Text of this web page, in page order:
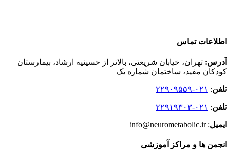
اطلاعات تماس
آدرس: تهران، خیابان شریعتی، بالاتر از حسینیه ارشاد، بیمارستان
کودکان مفید، ساختمان شماره یک
تلفن: ۰۲۱-۲۲۹۰۹۵۵۹
تلفن: ۰۲۱-۲۲۹۱۹۳۰۳
ایمیل: info@neurometabolic.ir
انجمن ها و مراکز آموزشی